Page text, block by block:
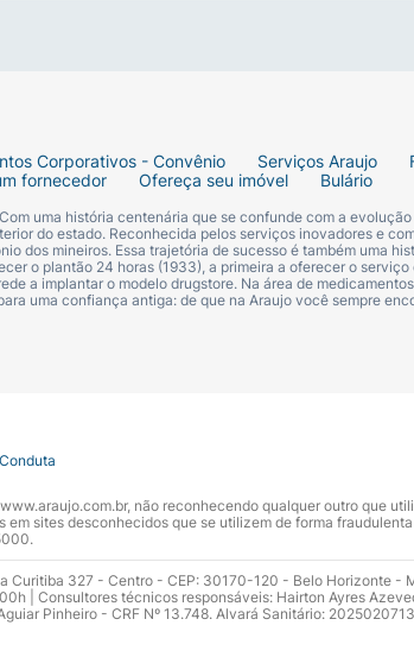
Corporativos - Convênio Serviços Araujo
fornecedor Ofereça seu imóvel Bulário
uma história centenária que se confunde com a
do estado. Reconhecida pelos serviços inovadores e
dos mineiros. Essa trajetória de sucesso é também uma
o plantão 24 horas (1933), a primeira a oferecer o
a implantar o modelo drugstore. Na área de
uma confiança antiga: de que na Araujo você sempre
não reconhecendo qualquer outro que
sites desconhecidos que se utilizem de forma
Curitiba 327 - Centro - CEP: 30170-120 - Belo Horizonte -
| Consultores técnicos responsáveis: Hairton Ayres
Pinheiro - CRF Nº 13.748. Alvará Sanitário: